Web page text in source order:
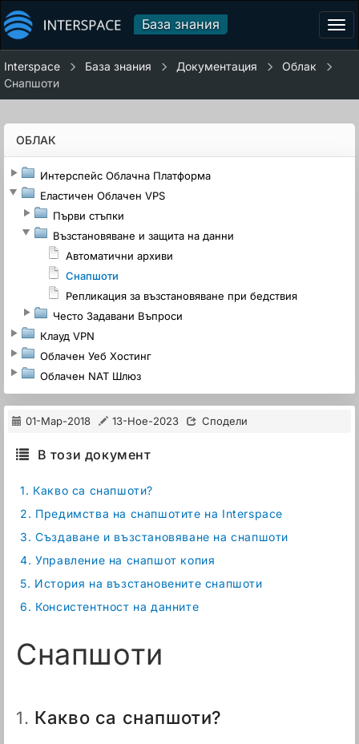
База знания
Interspace База знания Документация
Облак
Снапшоти
ОБЛАК
Интерспейс Облачна Платформа
Еластичен Облачен VPS
Първи стъпки
Възстановяване и защита на данни
Автоматични архиви
Снапшоти
Репликация за възстановяване при бедствия
Често Задавани Въпроси
Клауд VPN
Облачен Уеб Хостинг
Облачен NAT Шлюз
01-Мар-2018 13-Ное-2023 Сподели
В този документ
1. Какво са снапшоти?
2. Предимства на снапшотите на Interspace
3. Създаване и възстановяване на снапшоти
4. Управление на снапшот копия
5. История на възстановените снапшоти
6. Консистентност на данните
Снапшоти
1. Какво са снапшоти?